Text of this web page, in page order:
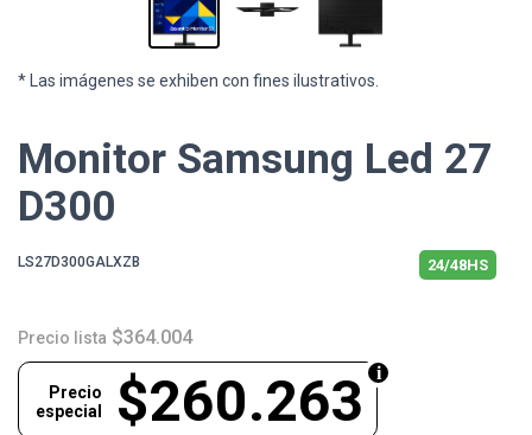
* Las imágenes se exhiben con fines ilustrativos.
Monitor Samsung Led 27
D300
LS27D300GALXZB 24/48HS
Precio lista $364.004
$260.263
Precio
especial